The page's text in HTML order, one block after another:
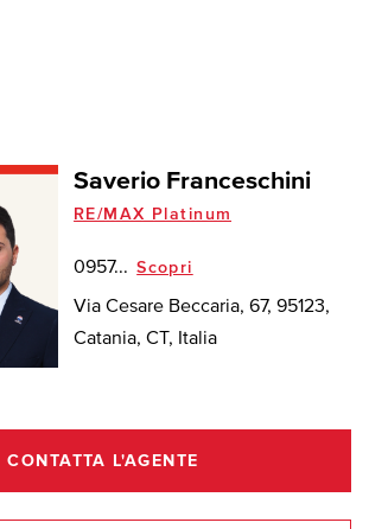
Saverio Franceschini
RE/MAX Platinum
0957... Scopri
Via Cesare Beccaria, 67, 95123,
Catania, CT, Italia
CONTATTA L'AGENTE